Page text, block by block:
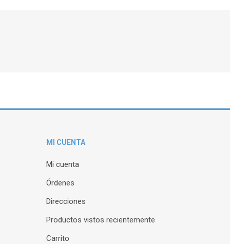
MI CUENTA
Mi cuenta
Órdenes
Direcciones
Productos vistos recientemente
Carrito